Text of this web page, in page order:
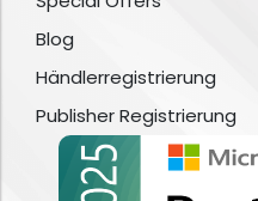
Blog
Händlerregistrierung
Publisher Registrierung